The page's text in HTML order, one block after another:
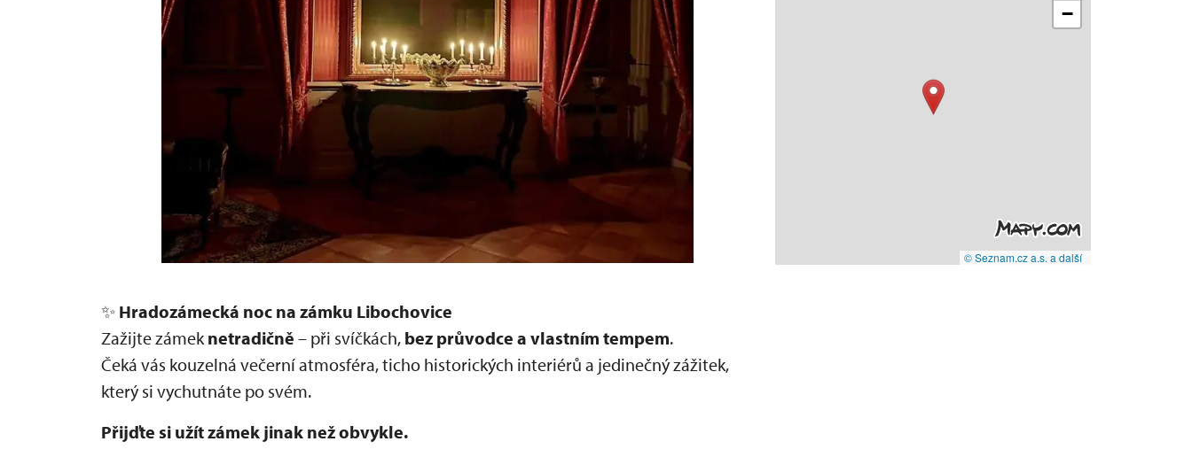
✨ Hradozámecká noc na zámku Libochovice
Zažijte zámeknetradičně – při svíčkách, bez průvodce a vlastním tempem.
Čeká vás kouzelná večerní atmosféra, ticho historických interiérů a jedinečný zážitek,
který si vychutnáte po svém.
Přijďte si užít zámek jinak než obvykle.
−
© Seznam.cz a.s. a další